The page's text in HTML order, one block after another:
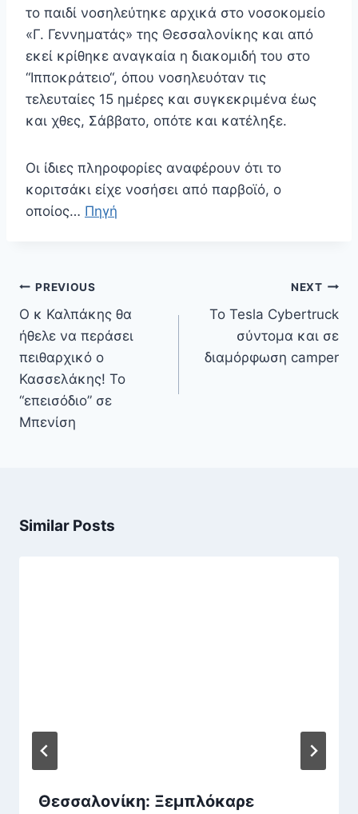
το παιδί νοσηλεύτηκε αρχικά στο νοσοκομείο
«Γ. Γεννηματάς» της Θεσσαλονίκης και από
εκεί κρίθηκε αναγκαία η διακομιδή του στο
“Ιπποκράτειο“, όπου νοσηλευόταν τις
τελευταίες 15 ημέρες και συγκεκριμένα έως
και χθες, Σάββατο, οπότε και κατέληξε.
Οι ίδιες πληροφορίες αναφέρουν ότι το
κοριτσάκι είχε νοσήσει από παρβοϊό, ο
οποίος… Πηγή
Πλοήγηση
άρθρων
PREVIOUS
Ο κ Καλπάκης θα
ήθελε να περάσει
πειθαρχικό ο
Κασσελάκης! To
“επεισόδιο” σε
Μπενίση
NEXT
Το Tesla Cybertruck
σύντομα και σε
διαμόρφωση camper
Similar Posts
Θεσσαλονίκη: Ξεμπλόκαρε